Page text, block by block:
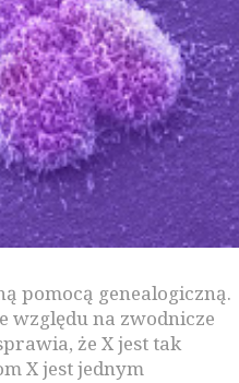
pomocą genealogiczną.
względu na zwodnicze
że X jest tak
X jest jednym